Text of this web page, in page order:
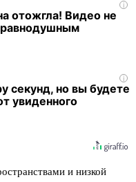
i
отожгла! Видео не
равнодушным
i
секунд, но вы будете
увиденного
и низкой